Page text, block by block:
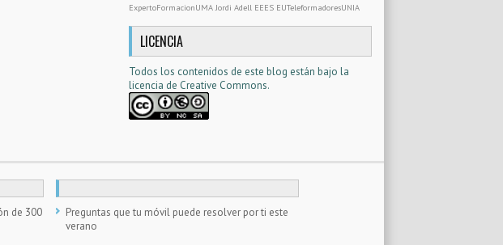
ExpertoFormacionUMA Jordi Adell EEES EUTeleformadoresUNIA
LICENCIA
Todos los contenidos de este blog están bajo la
licencia de Creative Commons.
de 300
Preguntas que tu móvil puede resolver por ti este
verano